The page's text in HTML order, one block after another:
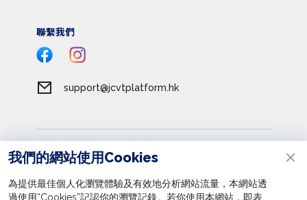
聯繫我們
support@jcvtplatform.hk
私隱政策
收集個人資料聲明
我們的網站使用Cookies
為提供最佳個人化瀏覽體驗及有效地分析網站流量，本網站透
過使用“Cookies”記認你的瀏覽記錄。若你使用本網站，即表